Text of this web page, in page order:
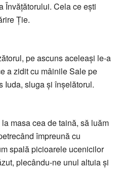
Învăţătorului. Cela ce eşti
Ţie.
pe ascuns aceleaşi le-a
a zidit cu mâinile Sale pe
Iuda, sluga şi înşelătorul.
masa cea de taină, să luăm
împreună cu
spală picioarele ucenicilor
plecându-ne unul altuia şi